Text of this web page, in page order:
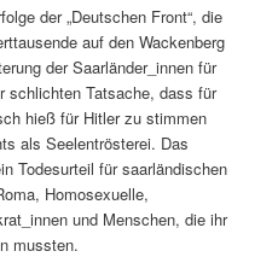
der „Deutschen Front“, die
auf den Wack­en­berg
der Saarländer_innen für
schlicht­en Tat­sache, dass für
hieß für Hitler zu stim­men
als See­len­trösterei. Das
Todesurteil für saar­ländis­chen
Homo­sex­uelle,
und Men­schen, die ihr
mussten.